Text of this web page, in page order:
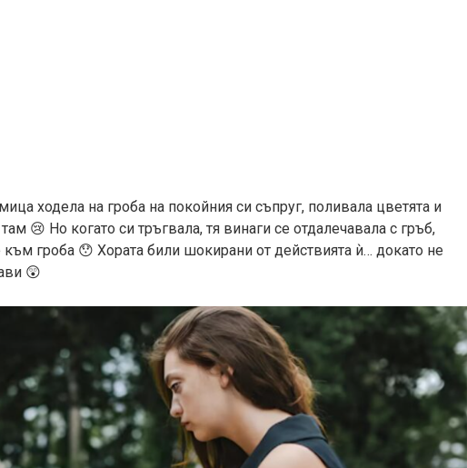
ходела на гроба на покойния си съпруг, поливала цветята и
😢 Но когато си тръгвала, тя винаги се отдалечавала с гръб,
към гроба 😯 Хората били шокирани от действията ѝ… докато не
😲